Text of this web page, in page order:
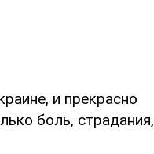
и прекрасно
боль, страдания,